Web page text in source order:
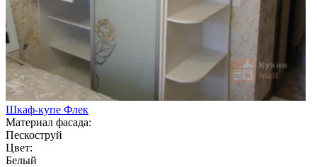
Шкаф-купе Флек
Материал фасада:
Пескоструй
Цвет:
Белый